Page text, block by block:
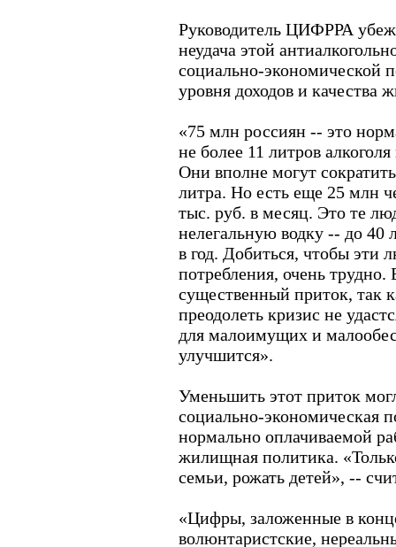
Руководитель ЦИФРРА
неудача этой
социально-экономической
уровня доходов и качества
«75 млн россиян -- это
не более 11 литров
Они вполне могут
литра. Но есть еще 25 млн
тыс. руб. в месяц. Это те
нелегальную водку -- до 40
в год. Добиться, чтобы эти
потребления, очень трудно.
существенный приток, так
преодолеть кризис не
для малоимущих и
улучшится».
Уменьшить этот приток
социально-экономическая
нормально оплачиваемой
жилищная политика.
семьи, рожать детей», --
«Цифры, заложенные в
волюнтаристские,